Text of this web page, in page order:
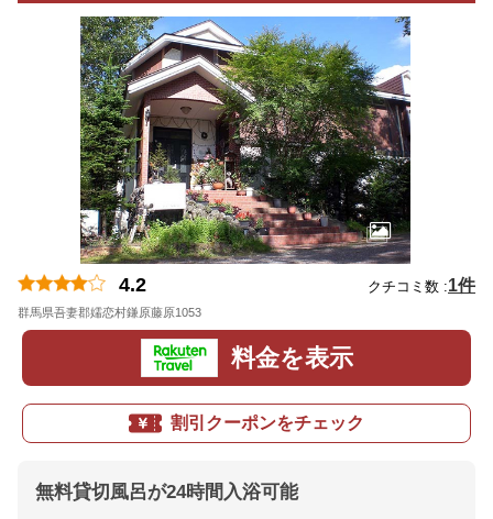
4.2 クチコミ数 :1件
群馬県吾妻郡嬬恋村鎌原藤原1053
料金を表示
割引クーポンをチェック
無料貸切風呂が24時間入浴可能